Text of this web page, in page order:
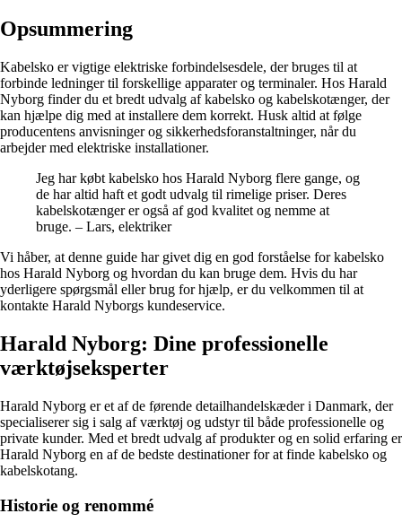
Opsummering
Kabelsko er vigtige elektriske forbindelsesdele, der bruges til at
forbinde ledninger til forskellige apparater og terminaler. Hos Harald
Nyborg finder du et bredt udvalg af kabelsko og kabelskotænger, der
kan hjælpe dig med at installere dem korrekt. Husk altid at følge
producentens anvisninger og sikkerhedsforanstaltninger, når du
arbejder med elektriske installationer.
Jeg har købt kabelsko hos Harald Nyborg flere gange, og
de har altid haft et godt udvalg til rimelige priser. Deres
kabelskotænger er også af god kvalitet og nemme at
bruge. – Lars, elektriker
Vi håber, at denne guide har givet dig en god forståelse for kabelsko
hos Harald Nyborg og hvordan du kan bruge dem. Hvis du har
yderligere spørgsmål eller brug for hjælp, er du velkommen til at
kontakte Harald Nyborgs kundeservice.
Harald Nyborg: Dine professionelle
værktøjseksperter
Harald Nyborg er et af de førende detailhandelskæder i Danmark, der
specialiserer sig i salg af værktøj og udstyr til både professionelle og
private kunder. Med et bredt udvalg af produkter og en solid erfaring er
Harald Nyborg en af de bedste destinationer for at finde kabelsko og
kabelskotang.
Historie og renommé